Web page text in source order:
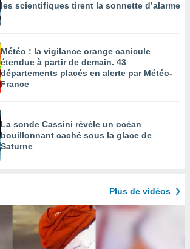
les scientifiques tirent la sonnette d’alarme
Météo : la vigilance orange canicule
étendue à partir de demain. 43
départements placés en alerte par Météo-
France
La sonde Cassini révèle un océan
bouillonnant caché sous la glace de
Saturne
Plus de vidéos